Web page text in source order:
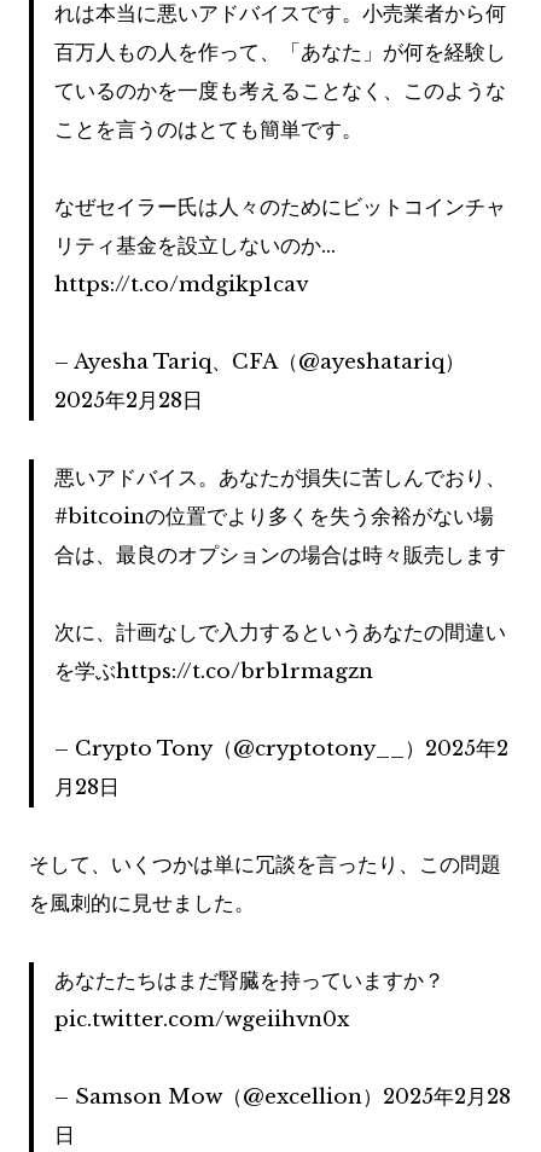
れは本当に悪いアドバイスです。小売業者から何
百万人もの人を作って、「あなた」が何を経験し
ているのかを一度も考えることなく、このような
ことを言うのはとても簡単です。
なぜセイラー氏は人々のためにビットコインチャ
リティ基金を設立しないのか…
https://t.co/mdgikp1cav
– Ayesha Tariq、CFA（@ayeshatariq）
2025年2月28日
悪いアドバイス。あなたが損失に苦しんでおり、
#bitcoinの位置でより多くを失う余裕がない場
合は、最良のオプションの場合は時々販売します
次に、計画なしで入力するというあなたの間違い
を学ぶhttps://t.co/brb1rmagzn
– Crypto Tony（@cryptotony__）2025年2
月28日
そして、いくつかは単に冗談を言ったり、この問題
を風刺的に見せました。
あなたたちはまだ腎臓を持っていますか？
pic.twitter.com/wgeiihvn0x
– Samson Mow（@excellion）2025年2月28
日